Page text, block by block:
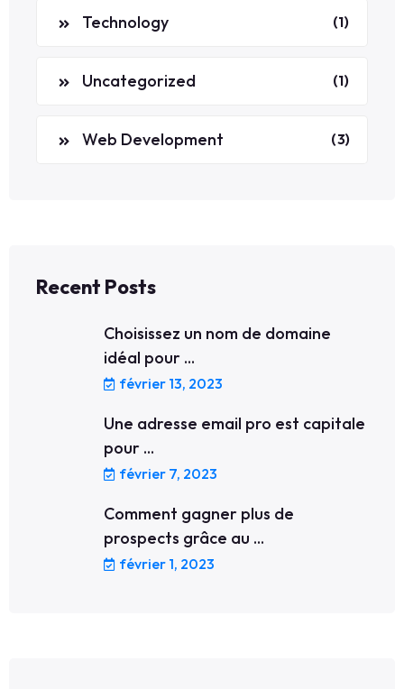
Technology (1)
Uncategorized (1)
Web Development (3)
Recent Posts
Choisissez un nom de domaine
idéal pour ...
février 13, 2023
Une adresse email pro est capitale
pour ...
février 7, 2023
Comment gagner plus de
prospects grâce au ...
février 1, 2023